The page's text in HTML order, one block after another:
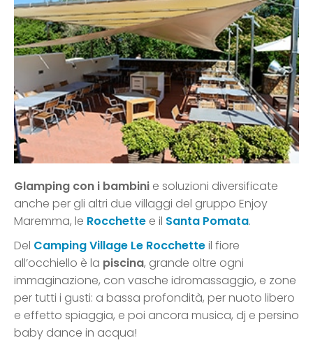
Glamping con i bambini e soluzioni diversificate
anche per gli altri due villaggi del gruppo Enjoy
Maremma, le Rocchette e il Santa Pomata.
Del Camping Village Le Rocchetteil fiore
all’occhiello è la piscina, grande oltre ogni
immaginazione, con vasche idromassaggio, e zone
per tutti i gusti: a bassa profondità, per nuoto libero
e effetto spiaggia, e poi ancora musica, dj e persino
baby dance in acqua!